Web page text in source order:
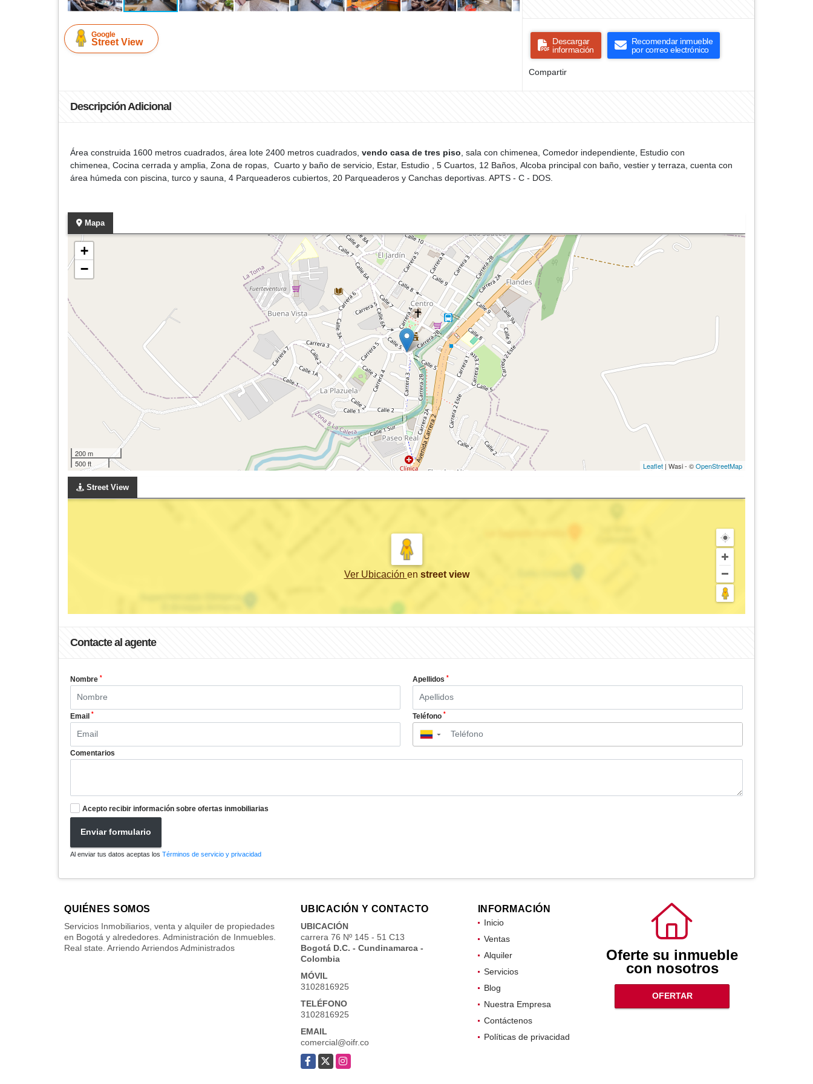
Google
Street View
Descargar
información
Recomendar inmueble
por correo electrónico
Compartir
Descripción Adicional
Área construida 1600 metros cuadrados, área lote 2400 metros cuadrados, vendo casa de tres piso , sala con chimenea, Comedor independiente, Estudio con
chimenea, Cocina cerrada y amplia, Zona de ropas, Cuarto y baño de servicio, Estar, Estudio , 5 Cuartos, 12 Baños, Alcoba principal con baño, vestier y terraza, cuenta con
área húmeda con piscina, turco y sauna, 4 Parqueaderos cubiertos, 20 Parqueaderos y Canchas deportivas. APTS - C - DOS.
Mapa
+
−
200 m
500 ft
Leaflet | Wasi - ©OpenStreetMap
Street View
Ver Ubicación en street view
Contacte al agente
Nombre * Apellidos *
Email * Teléfono *
▼
Comentarios
Acepto recibir información sobre ofertas inmobiliarias
Enviar formulario
Al enviar tus datos aceptas los Términos de servicio y privacidad
QUIÉNES SOMOS
Servicios Inmobiliarios, venta y alquiler de propiedades
en Bogotá y alrededores. Administración de Inmuebles.
Real state. Arriendo Arriendos Administrados
UBICACIÓN Y CONTACTO
UBICACIÓN
carrera 76 Nº 145 - 51 C13
Bogotá D.C. - Cundinamarca -
Colombia
MÓVIL
3102816925
TELÉFONO
3102816925
EMAIL
comercial@oifr.co
Facebook
X Instagram
INFORMACIÓN
Inicio
Ventas
Alquiler
Servicios
Blog
Nuestra Empresa
Contáctenos
Políticas de privacidad
Oferte su inmueble
con nosotros
OFERTAR